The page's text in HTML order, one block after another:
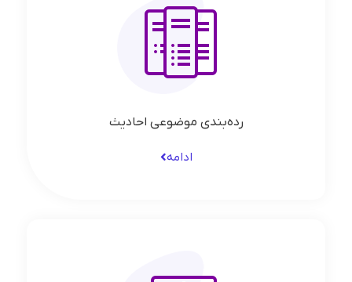
رده‌بندی موضوعی احادیث
ادامه